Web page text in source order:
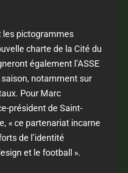
les pictogrammes
charte de la Cité du
également l’ASSE
notamment sur
Pour Marc
président de Saint-
« ce partenariat incarne
de l’identité
et le football ».